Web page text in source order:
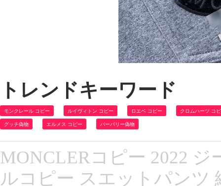
トレンドキーワード
モンクレール コピー ルイヴィトン コピー ロエベ コピー クロムハーツ コ
グッチ偽物 エルメス コピー バーバリー偽物
MONCLERコピー 2022
ルコピー スエットパンツ